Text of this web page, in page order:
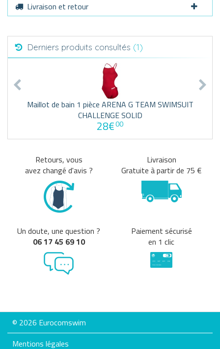
Livraison et retour
Derniers produits consultés (1)
Maillot de bain 1 pièce ARENA G TEAM SWIMSUIT
CHALLENGE SOLID
28€00
Retours, vous
avez changé d'avis ?
Livraison
Gratuite à partir de 75 €
Un doute, une question ?
06 17 45 69 10
Paiement sécurisé
en 1 clic
© 2026 Eurocomswim
Mentions légales